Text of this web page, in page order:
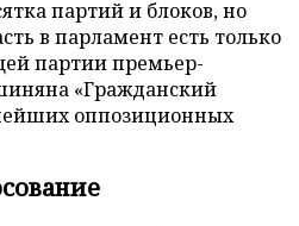
партий и блоков, но
в парламент есть только
партии премьер-
«Гражданский
оппозиционных